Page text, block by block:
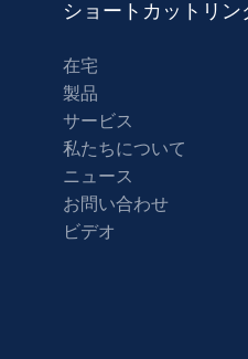
ショートカットリン
在宅
製品
サービス
私たちについて
ニュース
お問い合わせ
ビデオ